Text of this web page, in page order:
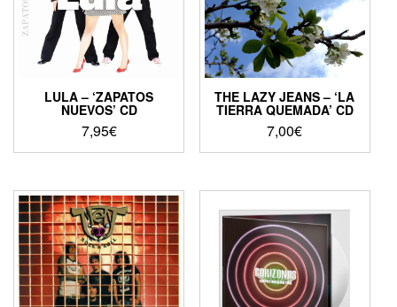
LULA – ‘ZAPATOS
NUEVOS’ CD
7,95€
THE LAZY JEANS – ‘LA
TIERRA QUEMADA’ CD
7,00€